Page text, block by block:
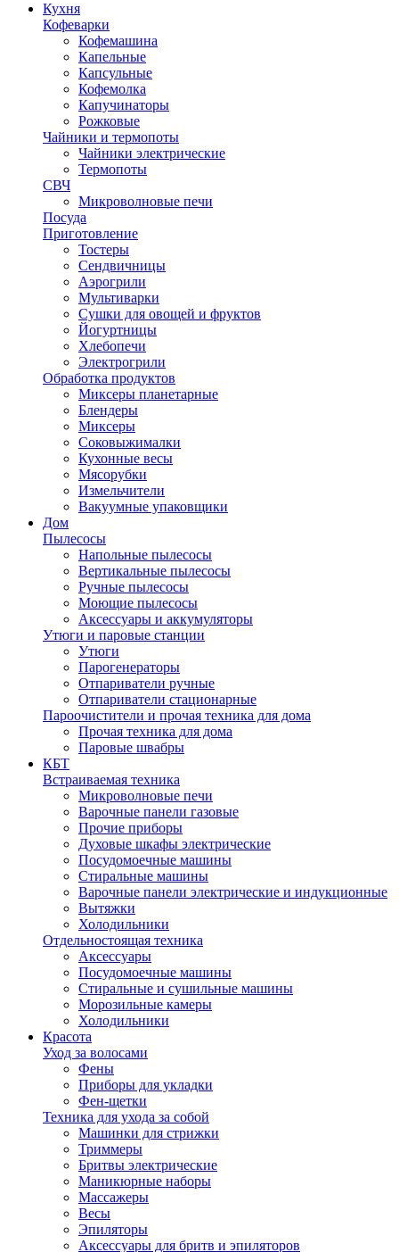
Кухня
Кофеварки
Кофемашина
Капельные
Капсульные
Кофемолка
Капучинаторы
Рожковые
Чайники и термопоты
Чайники электрические
Термопоты
СВЧ
Микроволновые печи
Посуда
Приготовление
Тостеры
Сендвичницы
Аэрогрили
Мультиварки
Сушки для овощей и фруктов
Йогуртницы
Хлебопечи
Электрогрили
Обработка продуктов
Миксеры планетарные
Блендеры
Миксеры
Соковыжималки
Кухонные весы
Мясорубки
Измельчители
Вакуумные упаковщики
Дом
Пылесосы
Напольные пылесосы
Вертикальные пылесосы
Ручные пылесосы
Моющие пылесосы
Аксессуары и аккумуляторы
Утюги и паровые станции
Утюги
Парогенераторы
Отпариватели ручные
Отпариватели стационарные
Пароочистители и прочая техника для дома
Прочая техника для дома
Паровые швабры
КБТ
Встраиваемая техника
Микроволновые печи
Варочные панели газовые
Прочие приборы
Духовые шкафы электрические
Посудомоечные машины
Стиральные машины
Варочные панели электрические и индукционные
Вытяжки
Холодильники
Отдельностоящая техника
Аксессуары
Посудомоечные машины
Стиральные и сушильные машины
Морозильные камеры
Холодильники
Красота
Уход за волосами
Фены
Приборы для укладки
Фен-щетки
Техника для ухода за собой
Машинки для стрижки
Триммеры
Бритвы электрические
Маникюрные наборы
Массажеры
Весы
Эпиляторы
Аксессуары для бритв и эпиляторов